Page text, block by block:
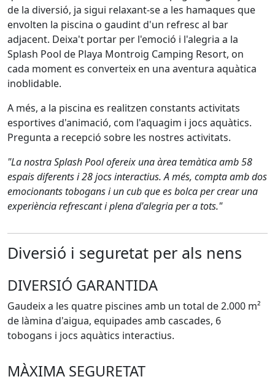
de la diversió, ja sigui relaxant-se a les hamaques que
envolten la piscina o gaudint d'un refresc al bar
adjacent. Deixa't portar per l'emoció i l'alegria a la
Splash Pool de Playa Montroig Camping Resort, on
cada moment es converteix en una aventura aquàtica
inoblidable.
A més, a la piscina es realitzen constants activitats
esportives d'animació, com l'aquagim i jocs aquàtics.
Pregunta a recepció sobre les nostres activitats.
"La nostra Splash Pool ofereix una àrea temàtica amb 58
espais diferents i 28 jocs interactius. A més, compta amb dos
emocionants tobogans i un cub que es bolca per crear una
experiència refrescant i plena d'alegria per a tots."
Diversió i seguretat per als nens
DIVERSIÓ GARANTIDA
Gaudeix a les quatre piscines amb un total de 2.000 m²
de làmina d'aigua, equipades amb cascades, 6
tobogans i jocs aquàtics interactius.
MÀXIMA SEGURETAT